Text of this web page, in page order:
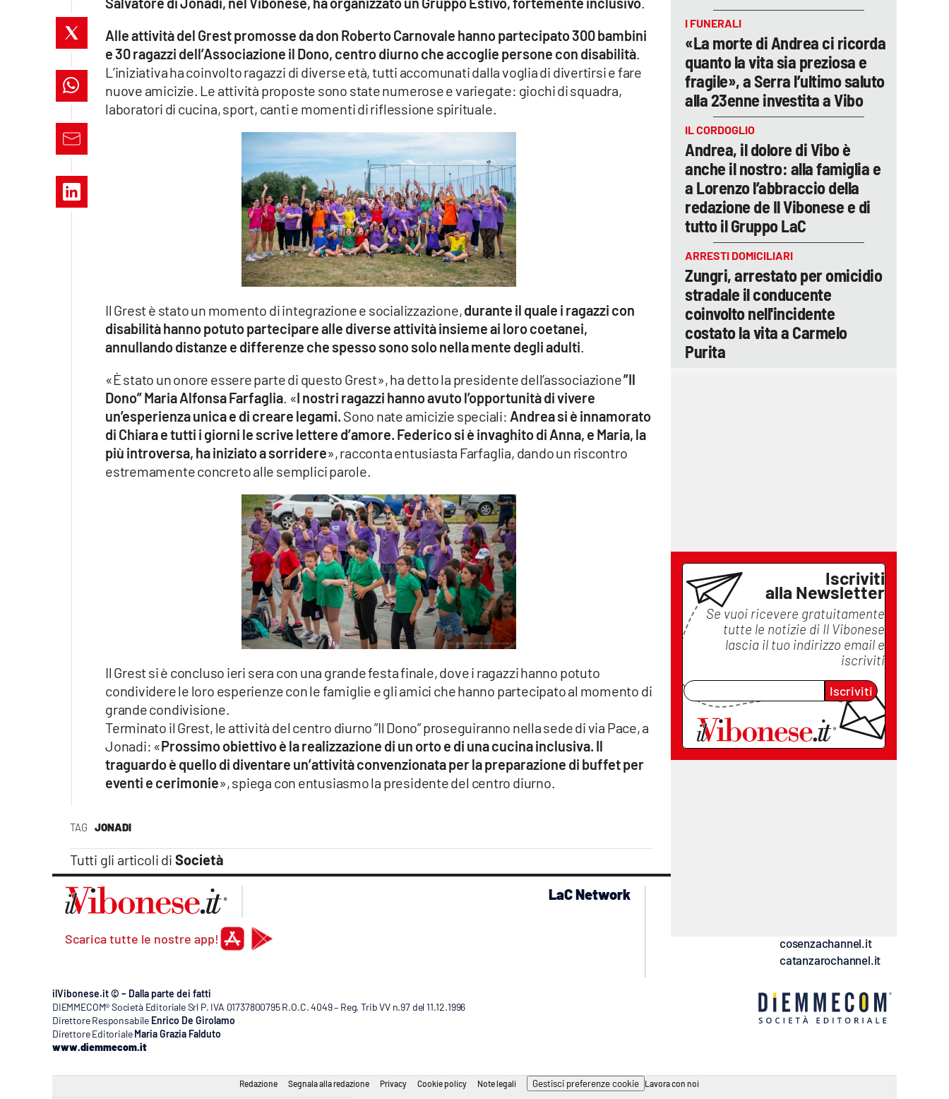
catanzarochannel.it
lacapitalenews.it
TAG JONADI
Tutti gli articoli di Società
Alle attività del Grest promosse da don Roberto Carnovale hanno partecipato 300 bambini
e 30 ragazzi dell’Associazione il Dono, centro diurno che accoglie persone con disabilità.
L’iniziativa ha coinvolto ragazzi di diverse età, tutti accomunati dalla voglia di divertirsi e fare
nuove amicizie. Le attività proposte sono state numerose e variegate: giochi di squadra,
laboratori di cucina, sport, canti e momenti di riflessione spirituale.
Il Grest è stato un momento di integrazione e socializzazione,durante il quale i ragazzi con
disabilità hanno potuto partecipare alle diverse attività insieme ai loro coetanei,
annullando distanze e differenze che spesso sono solo nella mente degli adulti.
«È stato un onore essere parte di questo Grest», ha detto la presidente dell’associazione”Il
Dono” Maria Alfonsa Farfaglia. «I nostri ragazzi hanno avuto l’opportunità di vivere
un’esperienza unica e di creare legami. Sono nate amicizie speciali: Andrea si è innamorato
di Chiara e tutti i giorni le scrive lettere d’amore. Federico si è invaghito di Anna, e Maria, la
più introversa, ha iniziato a sorridere», racconta entusiasta Farfaglia, dando un riscontro
estremamente concreto alle semplici parole.
Il Grest si è concluso ieri sera con una grande festa finale, dove i ragazzi hanno potuto
condividere le loro esperienze con le famiglie e gli amici che hanno partecipato al momento di
grande condivisione.
Terminato il Grest, le attività del centro diurno ”Il Dono” proseguiranno nella sede di via Pace, a
Jonadi: «Prossimo obiettivo è la realizzazione di un orto e di una cucina inclusiva. Il
traguardo è quello di diventare un’attività convenzionata per la preparazione di buffet per
eventi e cerimonie», spiega con entusiasmo la presidente del centro diurno.
I FUNERALI
«La morte di Andrea ci ricorda
quanto la vita sia preziosa e
fragile», a Serra l’ultimo saluto
alla 23enne investita a Vibo
IL CORDOGLIO
Andrea, il dolore di Vibo è
anche il nostro: alla famiglia e
a Lorenzo l’abbraccio della
redazione de Il Vibonese e di
tutto il Gruppo LaC
ARRESTI DOMICILIARI
Zungri, arrestato per omicidio
stradale il conducente
coinvolto nell'incidente
costato la vita a Carmelo
Purita
Iscriviti
alla Newsletter
Se vuoi ricevere gratuitamente
tutte le notizie di Il Vibonese
lascia il tuo indirizzo email e
iscriviti
Iscriviti
Scarica tutte le nostre app!
LaC Network
cosenzachannel.it
catanzarochannel.it
ilVibonese.it © – Dalla parte dei fatti
DIEMMECOM® Società Editoriale Srl P. IVA 01737800795 R.O.C. 4049 – Reg. Trib VV n.97 del 11.12.1996
Direttore Responsabile Enrico De Girolamo
Direttore Editoriale Maria Grazia Falduto
www.diemmecom.it
Redazione Segnala alla redazione Privacy Cookie policy Note legali Gestisci preferenze cookie Lavora con noi